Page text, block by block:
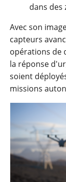
dans des
Avec son
capteurs
opérations de
la réponse
soient
missions